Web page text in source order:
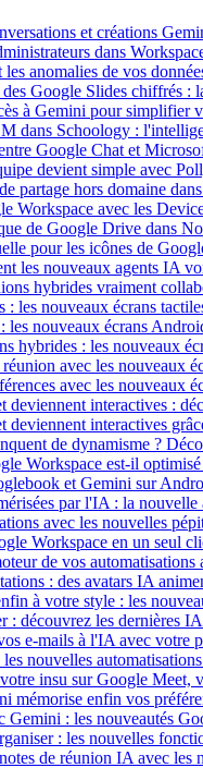
et créations
dans
anomalies de vos
Google Slides chiffrés :
à Gemini pour simplifier
dans Schoology :
Google Chat et
devient simple avec
partage hors domaine
Workspace avec les
de Google Drive dans
pour les icônes de
les nouveaux agents IA
hybrides vraiment
: les nouveaux écrans
les nouveaux écrans
hybrides : les nouveaux
avec les nouveaux
avec les nouveaux
deviennent interactives :
deviennent interactives
de dynamisme ?
Workspace est-il
et Gemini sur
par l'IA : la nouvelle
avec les nouvelles
Workspace en un seul
de vos
: des avatars IA
à votre style : les
: découvrez les dernières
e-mails à l'IA avec votre
nouvelles
insu sur Google Meet,
mémorise enfin vos
Gemini : les nouveautés
: les nouvelles
de réunion IA avec les